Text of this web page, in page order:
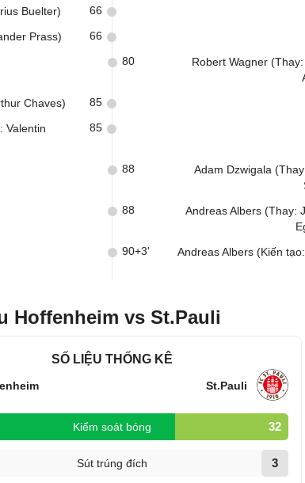
Buelter) 66
Prass) 66
Robert Wagner
80
Chaves) 85
Valentin
85
Adam Dzwigala
88
Andreas Albers (Thay:
88
Andreas Albers (Kiến
90+3'
Hoffenheim vs St.Pauli
SỐ LIỆU THỐNG KÊ
St.Pauli
Kiểm soát bóng 32
Sút trúng đích 3